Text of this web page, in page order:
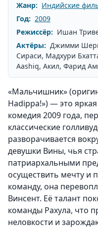
Жанр: Индийские
Год: 2009
Режиссёр: Ишан
Актёры: Джимми
Сираси, Мадхури
Aashiq, Акил, Фарид
«Мальчишник»
Hadippa!») — это
комедия 2009 года,
классические
разворачивается
девушки Вины, чья
патриархальными
осуществить мечту и
команду, она
Винсент. Её талант
команды Рахула, что
неловкости и